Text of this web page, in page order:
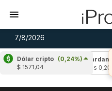
7/8/2026
Dólar cripto (0,24%)
$ 1571,04
(-1,26%)
Cardano
u$s 0,20